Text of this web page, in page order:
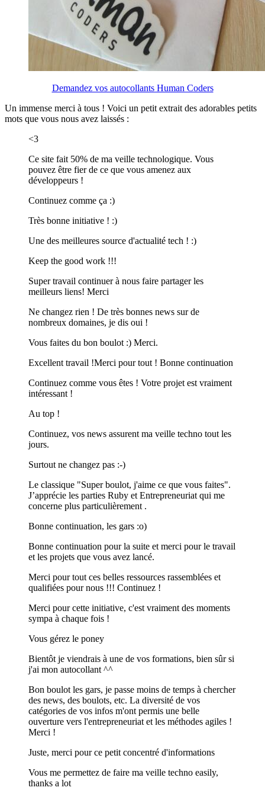
Demandez vos autocollants Human Coders
Un immense merci à tous ! Voici un petit extrait des adorables petits
mots que vous nous avez laissés :
<3
Ce site fait 50% de ma veille technologique. Vous
pouvez être fier de ce que vous amenez aux
développeurs !
Continuez comme ça :)
Très bonne initiative ! :)
Une des meilleures source d'actualité tech ! :)
Keep the good work !!!
Super travail continuer à nous faire partager les
meilleurs liens! Merci
Ne changez rien ! De très bonnes news sur de
nombreux domaines, je dis oui !
Vous faites du bon boulot :) Merci.
Excellent travail !Merci pour tout ! Bonne continuation
Continuez comme vous êtes ! Votre projet est vraiment
intéressant !
Au top !
Continuez, vos news assurent ma veille techno tout les
jours.
Surtout ne changez pas :-)
Le classique "Super boulot, j'aime ce que vous faites".
J’apprécie les parties Ruby et Entrepreneuriat qui me
concerne plus particulièrement .
Bonne continuation, les gars :o)
Bonne continuation pour la suite et merci pour le travail
et les projets que vous avez lancé.
Merci pour tout ces belles ressources rassemblées et
qualifiées pour nous !!! Continuez !
Merci pour cette initiative, c'est vraiment des moments
sympa à chaque fois !
Vous gérez le poney
Bientôt je viendrais à une de vos formations, bien sûr si
j'ai mon autocollant ^^
Bon boulot les gars, je passe moins de temps à chercher
des news, des boulots, etc. La diversité de vos
catégories de vos infos m'ont permis une belle
ouverture vers l'entrepreneuriat et les méthodes agiles !
Merci !
Juste, merci pour ce petit concentré d'informations
Vous me permettez de faire ma veille techno easily,
thanks a lot